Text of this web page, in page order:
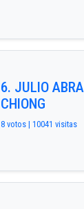
6. JULIO
CHIONG
8 votos | 10041 visitas